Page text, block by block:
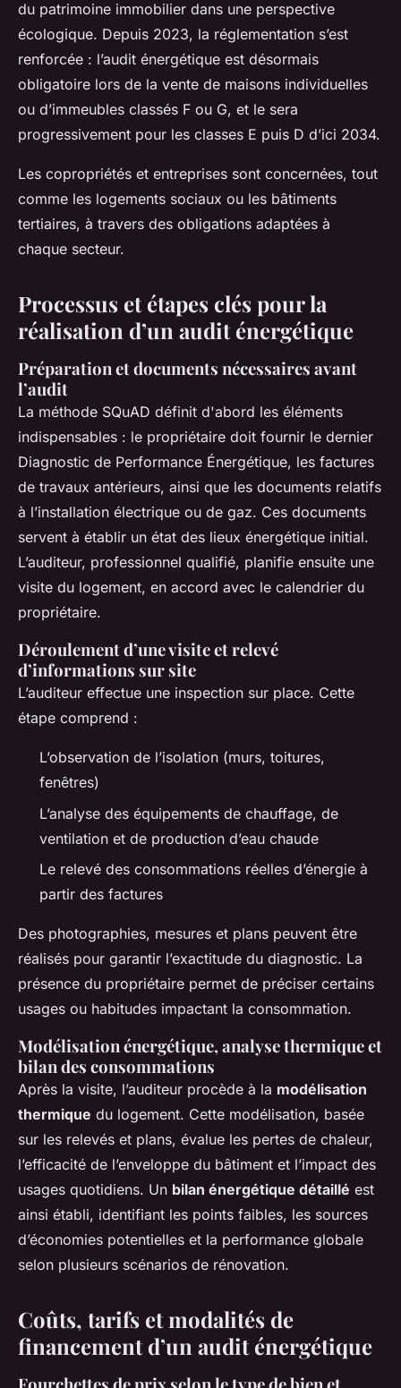
du patrimoine immobilier dans une perspective
écologique. Depuis 2023, la réglementation s’est
renforcée : l’audit énergétique est désormais
obligatoire lors de la vente de maisons individuelles
ou d’immeubles classés F ou G, et le sera
progressivement pour les classes E puis D d’ici 2034.
Les copropriétés et entreprises sont concernées, tout
comme les logements sociaux ou les bâtiments
tertiaires, à travers des obligations adaptées à
chaque secteur.
Processus et étapes clés pour la
réalisation d’un audit énergétique
Préparation et documents nécessaires avant
l’audit
La méthode SQuAD définit d'abord les éléments
indispensables : le propriétaire doit fournir le dernier
Diagnostic de Performance Énergétique, les factures
de travaux antérieurs, ainsi que les documents relatifs
à l’installation électrique ou de gaz. Ces documents
servent à établir un état des lieux énergétique initial.
L’auditeur, professionnel qualifié, planifie ensuite une
visite du logement, en accord avec le calendrier du
propriétaire.
Déroulement d’une visite et relevé
d’informations sur site
L’auditeur effectue une inspection sur place. Cette
étape comprend :
L’observation de l’isolation (murs, toitures,
fenêtres)
L’analyse des équipements de chauffage, de
ventilation et de production d’eau chaude
Le relevé des consommations réelles d’énergie à
partir des factures
Des photographies, mesures et plans peuvent être
réalisés pour garantir l’exactitude du diagnostic. La
présence du propriétaire permet de préciser certains
usages ou habitudes impactant la consommation.
Modélisation énergétique, analyse thermique et
bilan des consommations
Après la visite, l’auditeur procède à la modélisation
thermique du logement. Cette modélisation, basée
sur les relevés et plans, évalue les pertes de chaleur,
l’efficacité de l’enveloppe du bâtiment et l’impact des
usages quotidiens. Un bilan énergétique détaillé est
ainsi établi, identifiant les points faibles, les sources
d’économies potentielles et la performance globale
selon plusieurs scénarios de rénovation.
Coûts, tarifs et modalités de
financement d’un audit énergétique